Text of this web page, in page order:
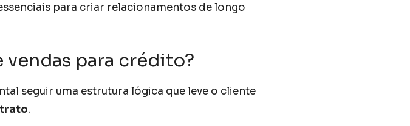
para criar relacionamentos de longo
para crédito?
seguir uma estrutura lógica que leve o cliente
.